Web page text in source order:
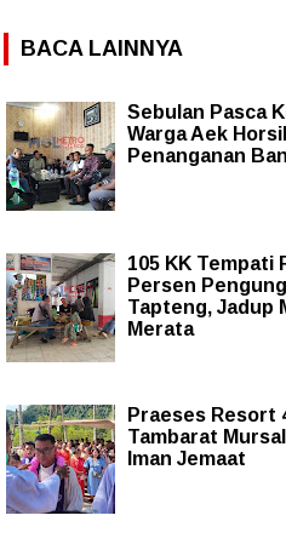
BACA LAINNYA
Sebulan Pasca
Warga Aek
Penanganan
105 KK Tempati
Persen
Tapteng, Jadup
Merata
Praeses Resort
Tambarat
Iman Jemaat